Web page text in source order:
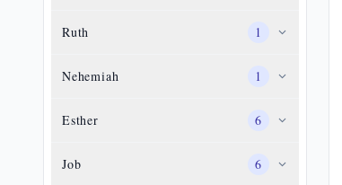
Ruth 1
Nehemiah 1
Esther 6
Job 6